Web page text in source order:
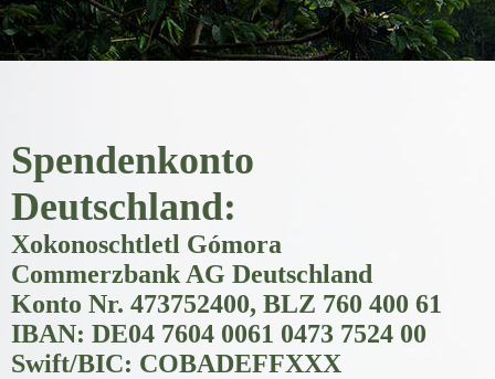
Spendenkonto
Deutschland:
Xokonoschtletl Gómora
Commerzbank AG Deutschland
Konto Nr. 473752400, BLZ 760 400 61
IBAN: DE04 7604 0061 0473 7524 00
Swift/BIC: COBADEFFXXX